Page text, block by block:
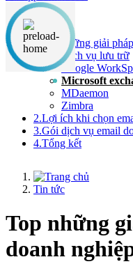
Nội dung chính
1.Top những giải
Dịch vụ lưu trữ
Google
Microsoft
MDaemon
Zimbra
2.Lợi ích khi chọn
3.Gói dịch vụ email
4.Tổng kết
Tin tức
Top những
doanh